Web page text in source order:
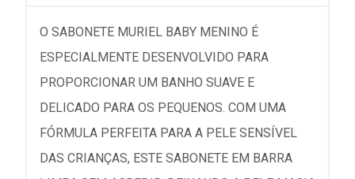
O SABONETE MURIEL BABY MENINO É
ESPECIALMENTE DESENVOLVIDO PARA
PROPORCIONAR UM BANHO SUAVE E
DELICADO PARA OS PEQUENOS. COM UMA
FÓRMULA PERFEITA PARA A PELE SENSÍVEL
DAS CRIANÇAS, ESTE SABONETE EM BARRA